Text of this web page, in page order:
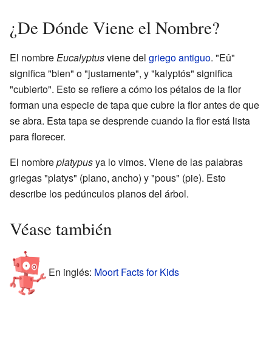
¿De Dónde Viene el Nombre?
El nombreEucalyptusviene del griego antiguo. "Eû"
significa "bien" o "justamente", y "kalyptós" significa
"cubierto". Esto se refiere a cómo los pétalos de la flor
forman una especie de tapa que cubre la flor antes de que
se abra. Esta tapa se desprende cuando la flor está lista
para florecer.
El nombreplatypusya lo vimos. Viene de las palabras
griegas "platys" (plano, ancho) y "pous" (pie). Esto
describe los pedúnculos planos del árbol.
Véase también
En inglés: Moort Facts for Kids